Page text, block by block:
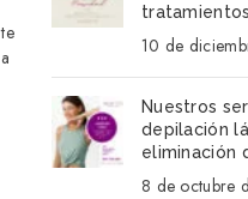
10 de
Nuestros
depilación
eliminación
8 de octubre